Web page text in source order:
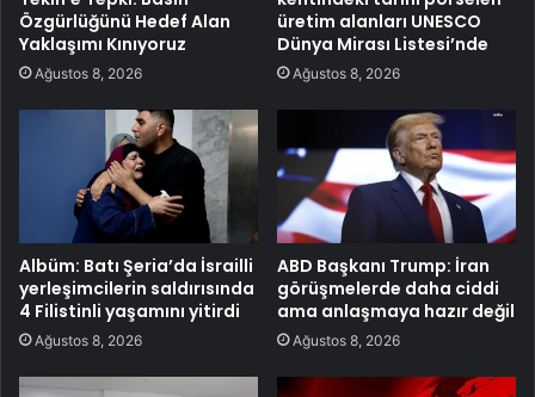
Özgürlüğünü Hedef Alan
Yaklaşımı Kınıyoruz
Ağustos 8, 2026
üretim alanları UNESCO
Dünya Mirası Listesi’nde
Ağustos 8, 2026
Albüm: Batı Şeria’da İsrailli
yerleşimcilerin saldırısında
4 Filistinli yaşamını yitirdi
Ağustos 8, 2026
ABD Başkanı Trump: İran
görüşmelerde daha ciddi
ama anlaşmaya hazır değil
Ağustos 8, 2026